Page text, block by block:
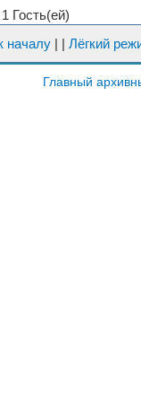
Гость(ей)
началу | | Лёгкий
Главный